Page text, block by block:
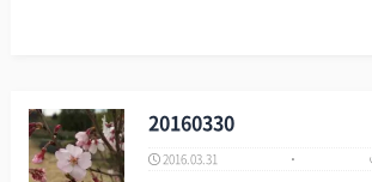
20160330
2016.03.31